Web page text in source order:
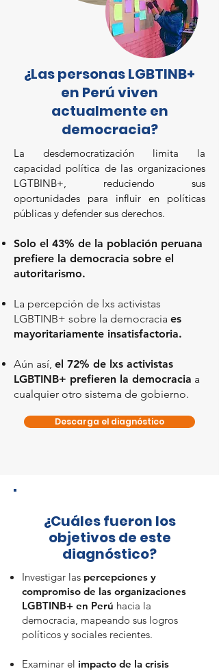
¿Las personas LGBTINB+
en Perú viven
actualmente en
democracia?
La desdemocratización limita la
capacidad política de las organizaciones
LGTBINB+, reduciendo sus
oportunidades para influir en políticas
públicas y defender sus derechos.
Solo el 43% de la población peruana
prefiere la democracia sobre el
autoritarismo.
La percepción de lxs activistas
LGBTINB+ sobre la democracia es
mayoritariamente insatisfactoria.
Aún así, el 72% de lxs activistas
LGBTINB+ prefieren la democracia a
cualquier otro sistema de gobierno.
Descarga el diagnóstico
¿Cuáles fueron los
objetivos de este
diagnóstico?
Investigar las percepciones y
compromiso de las organizaciones
LGBTINB+ en Perú hacia la
democracia, mapeando sus logros
políticos y sociales recientes.
Examinar el impacto de la crisis